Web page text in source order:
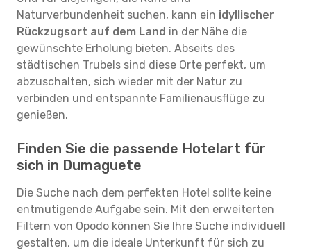
Naturverbundenheit suchen, kann ein idyllischer
Rückzugsort auf dem Land in der Nähe die
gewünschte Erholung bieten. Abseits des
städtischen Trubels sind diese Orte perfekt, um
abzuschalten, sich wieder mit der Natur zu
verbinden und entspannte Familienausflüge zu
genießen.
Finden Sie die passende Hotelart für
sich in Dumaguete
Die Suche nach dem perfekten Hotel sollte keine
entmutigende Aufgabe sein. Mit den erweiterten
Filtern von Opodo können Sie Ihre Suche individuell
gestalten, um die ideale Unterkunft für sich zu